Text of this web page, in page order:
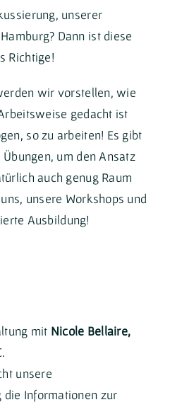
unserer
Dann ist diese
Richtige!
wir vorstellen, wie
gedacht ist
so zu arbeiten! Es gibt
um den Ansatz
auch genug Raum
unsere Workshops und
Ausbildung!
mit Nicole Bellaire,
unsere
Informationen zur